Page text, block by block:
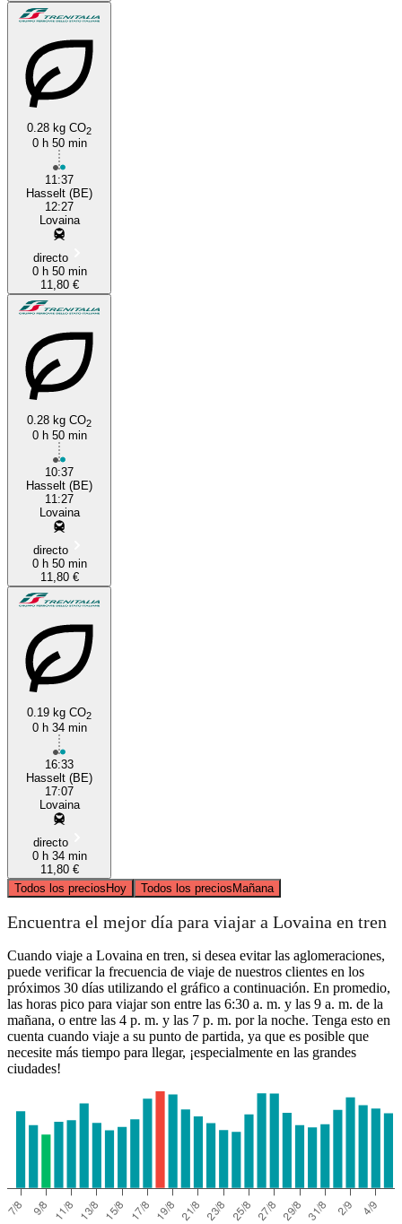
0.28 kg CO2
0 h 50 min
11:37
Hasselt (BE)
12:27
Lovaina
directo
0 h 50 min
11,80 €
0.28 kg CO2
0 h 50 min
10:37
Hasselt (BE)
11:27
Lovaina
directo
0 h 50 min
11,80 €
0.19 kg CO2
0 h 34 min
16:33
Hasselt (BE)
17:07
Lovaina
directo
0 h 34 min
11,80 €
Todos los preciosHoy Todos los preciosMañana
Encuentra el mejor día para viajar a Lovaina en tren
Cuando viaje a Lovaina en tren, si desea evitar las aglomeraciones,
puede verificar la frecuencia de viaje de nuestros clientes en los
próximos 30 días utilizando el gráfico a continuación. En promedio,
las horas pico para viajar son entre las 6:30 a. m. y las 9 a. m. de la
mañana, o entre las 4 p. m. y las 7 p. m. por la noche. Tenga esto en
cuenta cuando viaje a su punto de partida, ya que es posible que
necesite más tiempo para llegar, ¡especialmente en las grandes
ciudades!